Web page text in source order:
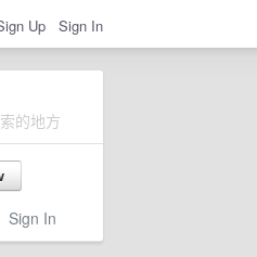
Up Sign In
的地方
Sign In